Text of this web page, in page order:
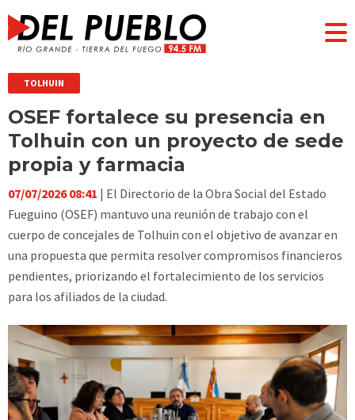
TOLHUIN
OSEF fortalece su presencia en
Tolhuin con un proyecto de sede
propia y farmacia
07/07/2026 08:41 | El Directorio de la Obra Social del Estado
Fueguino (OSEF) mantuvo una reunión de trabajo con el
cuerpo de concejales de Tolhuin con el objetivo de avanzar en
una propuesta que permita resolver compromisos financieros
pendientes, priorizando el fortalecimiento de los servicios
para los afiliados de la ciudad.